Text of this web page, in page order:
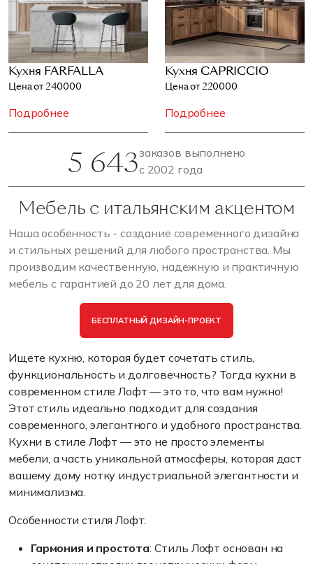
Кухня FARFALLA
Цена от 240000
Подробнее
Кухня CAPRICCIO
Цена от 220000
Подробнее
5 643заказов выполнено
с 2002 года
Мебель с итальянским акцентом
Наша особенность - создание современного дизайна
и стильных решений для любого пространства. Мы
производим качественную, надежную и практичную
мебель с гарантией до 20 лет для дома.
БЕСПЛАТНЫЙ ДИЗАЙН-ПРОЕКТ
Ищете кухню, которая будет сочетать стиль,
функциональность и долговечность? Тогда кухни в
современном стиле Лофт — это то, что вам нужно!
Этот стиль идеально подходит для создания
современного, элегантного и удобного пространства.
Кухни в стиле Лофт — это не просто элементы
мебели, а часть уникальной атмосферы, которая даст
вашему дому нотку индустриальной элегантности и
минимализма.
Особенности стиля Лофт:
Гармония и простота: Стиль Лофт основан на